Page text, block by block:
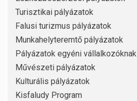
Turisztikai pályázatok
Falusi turizmus pályázatok
Munkahelyteremtő pályázatok
Pályázatok egyéni vállalkozóknak
Művészeti pályázatok
Kulturális pályázatok
Kisfaludy Program